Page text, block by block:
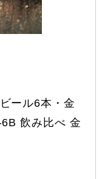
ール6本・金
飲み比べ 金